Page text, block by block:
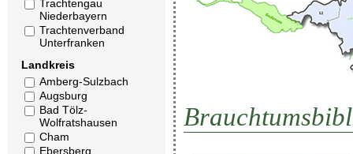
Trachtengau
Niederbayern
Trachtenverband
Unterfranken
Landkreis
Amberg-Sulzbach
Augsburg
Bad Tölz-
Wolfratshausen
Cham
Ebersberg